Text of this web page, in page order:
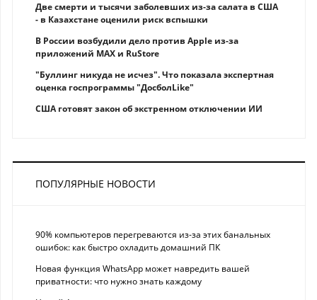
Две смерти и тысячи заболевших из-за салата в США
- в Казахстане оценили риск вспышки
В России возбудили дело против Apple из-за
приложений MAX и RuStore
"Буллинг никуда не исчез". Что показала экспертная
оценка госпрограммы "ДосболLike"
США готовят закон об экстренном отключении ИИ
ПОПУЛЯРНЫЕ НОВОСТИ
90% компьютеров перегреваются из-за этих банальных
ошибок: как быстро охладить домашний ПК
Новая функция WhatsApp может навредить вашей
приватности: что нужно знать каждому